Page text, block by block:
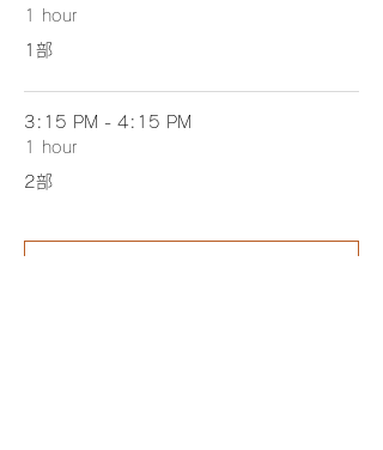
1 hour
1部
3:15 PM - 4:15 PM
1 hour
2部